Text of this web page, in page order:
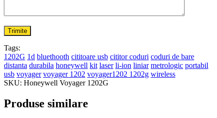
Tags:
1202G 1d bluethooth cititoare usb cititor coduri coduri de bare
distanta durabila honeywell kit laser li-ion liniar metrologic portabil
usb voyager voyager 1202 voyager1202 1202g wireless
SKU: Honeywell Voyager 1202G
Produse similare